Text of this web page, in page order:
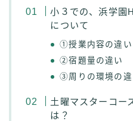
小３での、浜学園
について
①授業内容の違い
②宿題量の違い
③周りの環境の違
土曜マスターコー
は？